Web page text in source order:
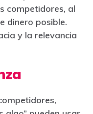
competidores, al
dinero posible.
y la relevancia